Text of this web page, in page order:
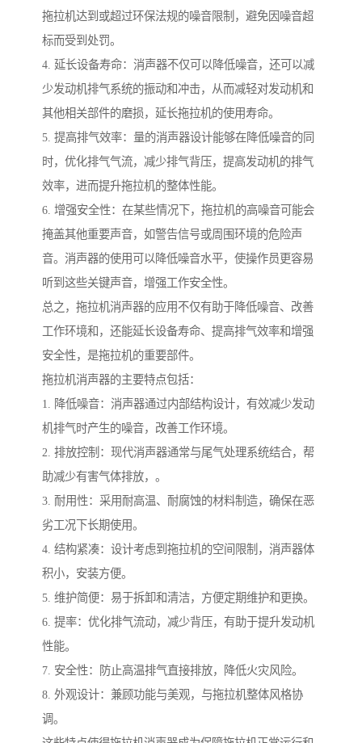
拖拉机达到或超过环保法规的噪音限制，避免因噪音超
标而受到处罚。
4. 延长设备寿命：消声器不仅可以降低噪音，还可以减
少发动机排气系统的振动和冲击，从而减轻对发动机和
其他相关部件的磨损，延长拖拉机的使用寿命。
5. 提高排气效率：量的消声器设计能够在降低噪音的同
时，优化排气气流，减少排气背压，提高发动机的排气
效率，进而提升拖拉机的整体性能。
6. 增强安全性：在某些情况下，拖拉机的高噪音可能会
掩盖其他重要声音，如警告信号或周围环境的危险声
音。消声器的使用可以降低噪音水平，使操作员更容易
听到这些关键声音，增强工作安全性。
总之，拖拉机消声器的应用不仅有助于降低噪音、改善
工作环境和，还能延长设备寿命、提高排气效率和增强
安全性，是拖拉机的重要部件。
拖拉机消声器的主要特点包括：
1. 降低噪音：消声器通过内部结构设计，有效减少发动
机排气时产生的噪音，改善工作环境。
2. 排放控制：现代消声器通常与尾气处理系统结合，帮
助减少有害气体排放，。
3. 耐用性：采用耐高温、耐腐蚀的材料制造，确保在恶
劣工况下长期使用。
4. 结构紧凑：设计考虑到拖拉机的空间限制，消声器体
积小，安装方便。
5. 维护简便：易于拆卸和清洁，方便定期维护和更换。
6. 提率：优化排气流动，减少背压，有助于提升发动机
性能。
7. 安全性：防止高温排气直接排放，降低火灾风险。
8. 外观设计：兼顾功能与美观，与拖拉机整体风格协
调。